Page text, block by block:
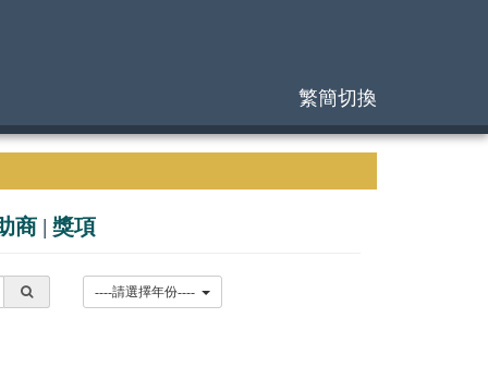
繁簡切換
商 | 獎項